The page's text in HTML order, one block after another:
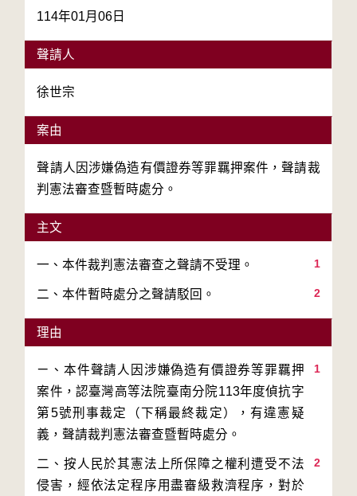
114年01月06日
聲請人
徐世宗
案由
聲請人因涉嫌偽造有價證券等罪羈押案件，聲請裁
判憲法審查暨暫時處分。
主文
1
2
二、本件暫時處分之聲請駁回。
理由
1
ㄧ、本件聲請人因涉嫌偽造有價證券等罪羈押
案件，認臺灣高等法院臺南分院113年度偵抗字
第5號刑事裁定（下稱最終裁定），有違憲疑
2
二、按人民於其憲法上所保障之權利遭受不法
侵害，經依法定程序用盡審級救濟程序，對於